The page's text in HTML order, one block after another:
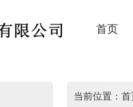
首页
当前位置：